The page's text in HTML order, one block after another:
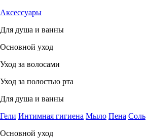
Аксессуары
Для душа и ванны
Основной уход
Уход за волосами
Уход за полостью рта
Для душа и ванны
Гели Интимная гигиена Мыло Пена Соль
Основной уход